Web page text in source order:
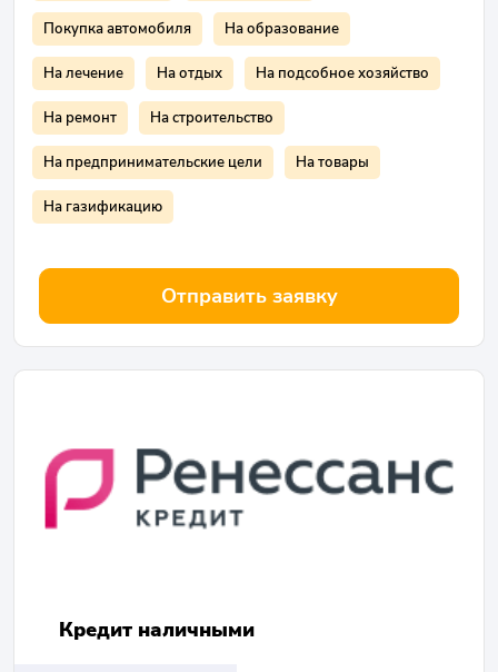
Покупка автомобиля На образование
На лечение На отдых На подсобное хозяйство
На ремонт На строительство
На предпринимательские цели На товары
На газификацию
Отправить заявку
Кредит наличными